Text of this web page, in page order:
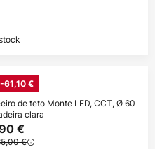
61,10 €
de teto Monte LED, CCT, Ø 60
clara
€
€